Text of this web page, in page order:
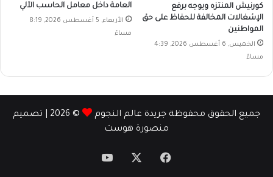
كورنيش المنتزه ويوجه برفع
الإشغالات المخالفة للحفاظ على حق
المواطنين
الخميس, 6 أغسطس 2026, 4:39
مساءً
العامة داخل معامل الحاسب الآلي
الأربعاء, 5 أغسطس 2026, 8:19
مساءً
جميع الحقوق محفوظة جريدة عالم النجوم
© 2026 | تصميم
منصورة هوست
فيسبوك ‫YouTube